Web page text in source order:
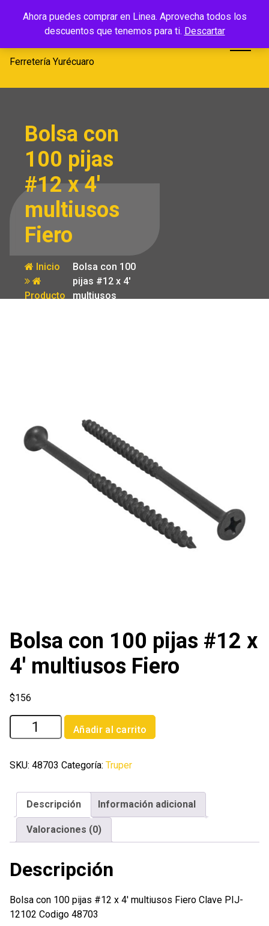
Ahora puedes comprar en Linea. Aprovecha todos los
descuentos que tenemos para ti. Descartar
Ferretería
Yurécuaro
Ferretería Yurécuaro
Bolsa con
100 pijas
#12 x 4′
multiusos
Fiero
Inicio
Producto
Bolsa con 100
pijas #12 x 4′
multiusos
Bolsa con 100 pijas #12 x
4′ multiusos Fiero
$156
Bolsa
con
pijas
multiusos
Fiero
Añadir al carrito
SKU: 48703 Categoría: Truper
Descripción Información adicional
Valoraciones (0)
Descripción
Bolsa con 100 pijas #12 x 4′ multiusos Fiero Clave PIJ-
12102 Codigo 48703